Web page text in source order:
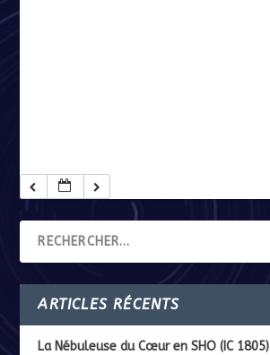
ARTICLES RÉCENTS
La Nébuleuse du Cœur en SHO (IC 1805)